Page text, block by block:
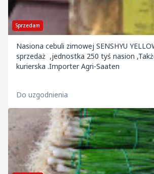
Sprzedam
Nasiona cebuli zimowej SENSHYU
sprzedaż ,jednostka 250 tyś nasion
kurierska .Importer Agri-Saaten
Do uzgodnienia